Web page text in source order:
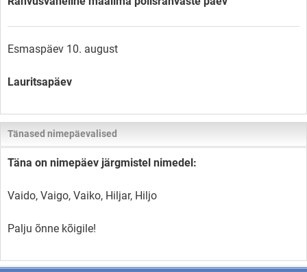
Esmaspäev 10. august
Lauritsapäev
Tänased nimepäevalised
Täna on nimepäev järgmistel nimedel:
Vaido, Vaigo, Vaiko, Hiljar, Hiljo
Palju õnne kõigile!